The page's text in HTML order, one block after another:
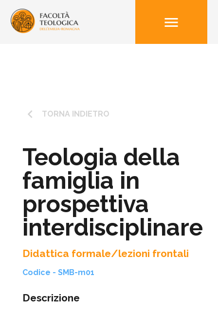
menu
keyboard_arrow_left TORNA INDIETRO
Teologia della
famiglia in
prospettiva
interdisciplinare
Didattica formale/lezioni frontali
Codice - SMB-m01
Descrizione